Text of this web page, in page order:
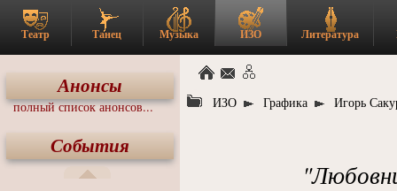
Театр Танец Музыка ИЗО Литература
Анонсы
полный список анонсов...
События
ИЗО Графика Игорь